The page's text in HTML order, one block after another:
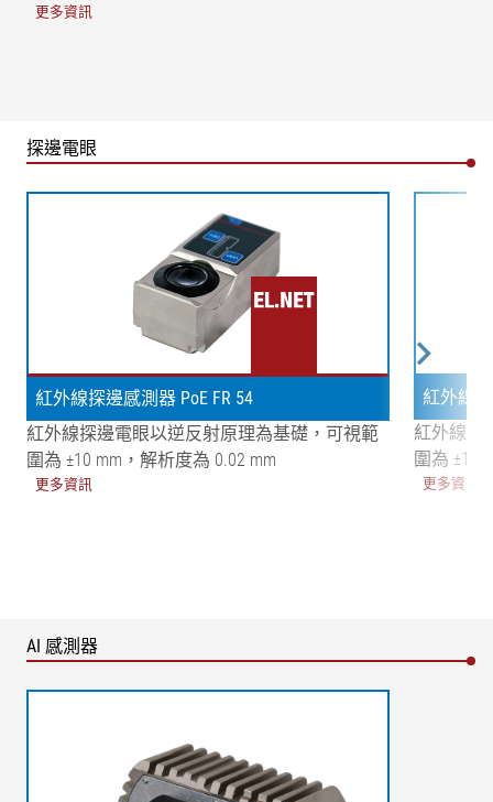
更多資訊
探邊電眼
紅外線探邊感測器 PoE FR 54
紅外線探邊電眼以逆反射原理為基礎，可視範
圍為 ±10 mm，解析度為 0.02 mm
更多資訊
紅外線
紅外線探
圍為 ±10
更多資訊
AI 感測器